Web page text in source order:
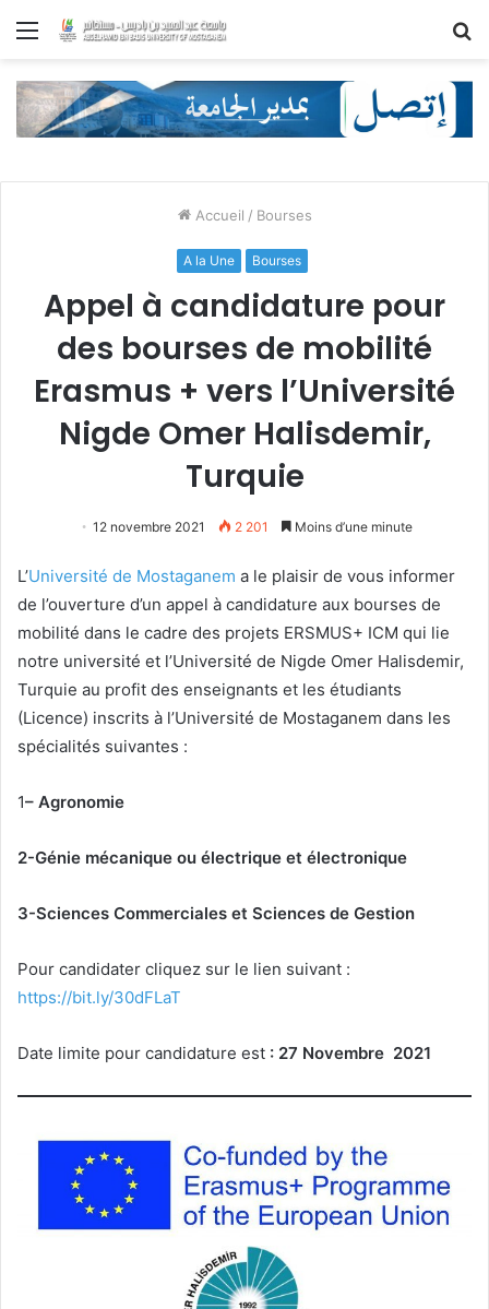
Menu
Accueil / Bourses
A la Une Bourses
Appel à candidature pour
des bourses de mobilité
Erasmus + vers l’Université
Nigde Omer Halisdemir,
Turquie
12 novembre 2021 2 201 Moins d’une minute
L’Université de Mostaganem a le plaisir de vous informer
de l’ouverture d’un appel à candidature aux bourses de
mobilité dans le cadre des projets ERSMUS+ ICM qui lie
notre université et l’Université de Nigde Omer Halisdemir,
Turquie au profit des enseignants et les étudiants
(Licence) inscrits à l’Université de Mostaganem dans les
spécialités suivantes :
1– Agronomie
2-Génie mécanique ou électrique et électronique
3-Sciences Commerciales et Sciences de Gestion
Pour candidater cliquez sur le lien suivant :
https://bit.ly/30dFLaT
Date limite pour candidature est : 27 Novembre 2021